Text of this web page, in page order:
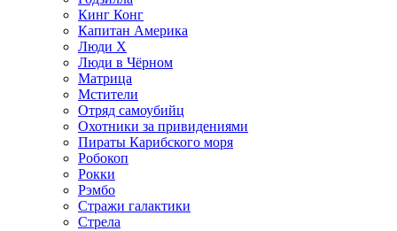
Кинг Конг
Капитан Америка
Люди X
Люди в Чёрном
Матрица
Мстители
Отряд самоубийц
Охотники за привидениями
Пираты Карибского моря
Робокоп
Рокки
Рэмбо
Стражи галактики
Стрела